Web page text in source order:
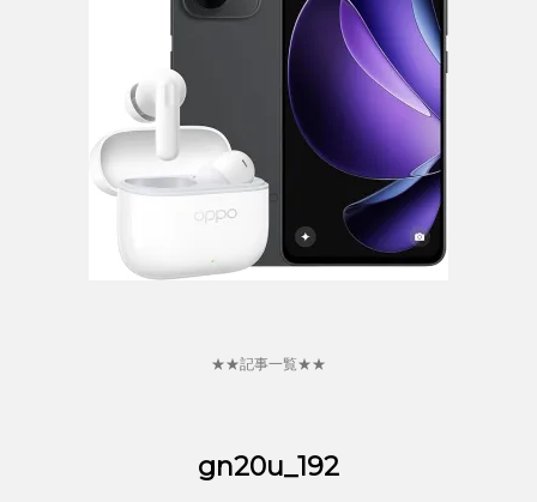
★★記事一覧★★
gn20u_192